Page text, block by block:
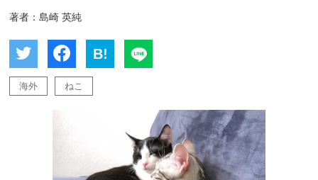
著者：島崎 英純
B!
海外 ねこ